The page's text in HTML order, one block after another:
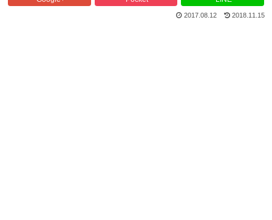
2017.08.12 2018.11.15